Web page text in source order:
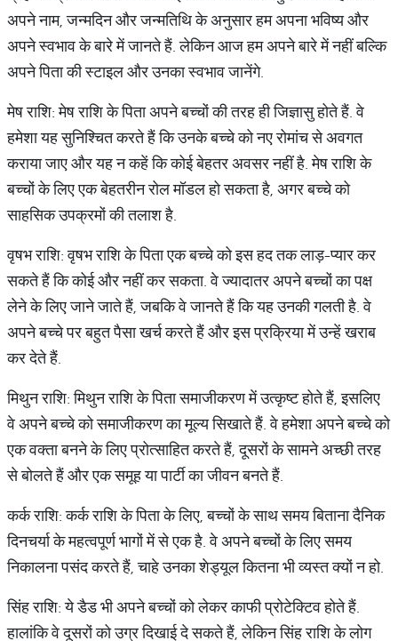
अपने नाम, जन्मदिन और जन्मतिथि के अनुसार हम अपना भविष्य और
अपने स्वभाव के बारे में जानते हैं. लेकिन आज हम अपने बारे में नहीं बल्कि
अपने पिता की स्टाइल और उनका स्वभाव जानेंगे.
मेष राशि: मेष राशि के पिता अपने बच्चों की तरह ही जिज्ञासु होते हैं. वे
हमेशा यह सुनिश्चित करते हैं कि उनके बच्चे को नए रोमांच से अवगत
कराया जाए और यह न कहें कि कोई बेहतर अवसर नहीं है. मेष राशि के
बच्चों के लिए एक बेहतरीन रोल मॉडल हो सकता है, अगर बच्चे को
साहसिक उपक्रमों की तलाश है.
वृषभ राशि: वृषभ राशि के पिता एक बच्चे को इस हद तक लाड़-प्यार कर
सकते हैं कि कोई और नहीं कर सकता. वे ज्यादातर अपने बच्चों का पक्ष
लेने के लिए जाने जाते हैं, जबकि वे जानते हैं कि यह उनकी गलती है. वे
अपने बच्चे पर बहुत पैसा खर्च करते हैं और इस प्रक्रिया में उन्हें खराब
कर देते हैं.
मिथुन राशि: मिथुन राशि के पिता समाजीकरण में उत्कृष्ट होते हैं, इसलिए
वे अपने बच्चे को समाजीकरण का मूल्य सिखाते हैं. वे हमेशा अपने बच्चे को
एक वक्ता बनने के लिए प्रोत्साहित करते हैं, दूसरों के सामने अच्छी तरह
से बोलते हैं और एक समूह या पार्टी का जीवन बनते हैं.
कर्क राशि: कर्क राशि के पिता के लिए, बच्चों के साथ समय बिताना दैनिक
दिनचर्या के महत्वपूर्ण भागों में से एक है. वे अपने बच्चों के लिए समय
निकालना पसंद करते हैं, चाहे उनका शेड्यूल कितना भी व्यस्त क्यों न हो.
सिंह राशि: ये डैड भी अपने बच्चों को लेकर काफी प्रोटेक्टिव होते हैं.
हालांकि वे दूसरों को उग्र दिखाई दे सकते हैं, लेकिन सिंह राशि के लोग